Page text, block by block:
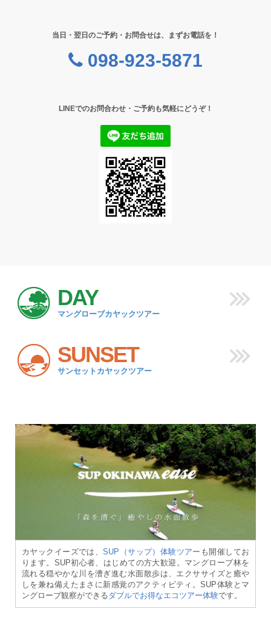
当日・翌日のご予約・お問合せは、まずお電話を！
098-923-5871
LINEでのお問合わせ・ご予約も気軽にどうぞ！
DAY
マングローブカヤックツアー
SUNSET
サンセットカヤックツアー
カヤックイーズでは、SUP（サップ）体験ツアー も開催してお
ります。SUP初心者、はじめての方大歓迎。マングローブ林を
流れる穏やかな川を漕ぎ進む水面散歩は、エクササイズと癒や
しを兼ね備えたまさに新感覚のアクティビティ。SUP体験とマ
ングローブ観察ができるダブルでお得なエコツアー体験です。